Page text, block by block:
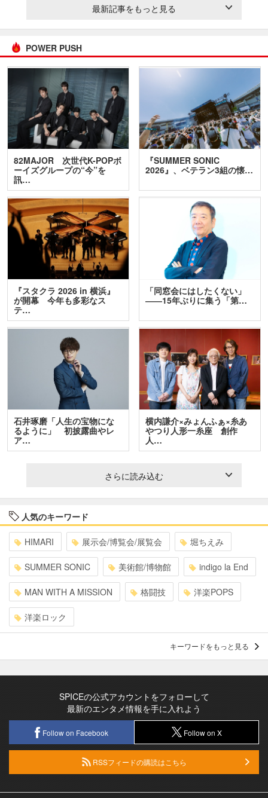
最新記事をもっと見る
POWER PUSH
82MAJOR 次世代K-POPボ
ーイズグループの“今”を
訊…
『SUMMER SONIC
2026』、ベテラン3組の懐…
『スタクラ 2026 in 横浜』
が開幕 今年も多彩なス
テ…
「同窓会にはしたくない」
――15年ぶりに集う「第…
石井琢磨「人生の宝物にな
るように」 初披露曲やレ
ア…
横内謙介×みょんふぁ×糸あ
やつり人形一糸座 創作
人…
さらに読み込む
人気のキーワード
HIMARI 展示会/博覧会/展覧会 堀ちえみ
SUMMER SONIC 美術館/博物館 indigo la End
MAN WITH A MISSION 格闘技 洋楽POPS
洋楽ロック
キーワードをもっと見る
SPICEの公式アカウントをフォローして
最新のエンタメ情報を手に入れよう
Follow on Facebook Follow on X
RSSフィードの購読はこちら